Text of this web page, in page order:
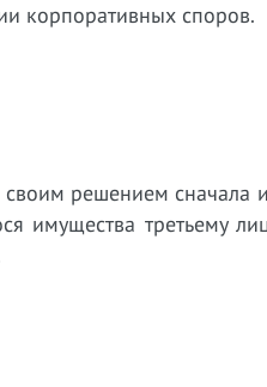
корпоративных споров.
решением сначала
имущества третьему